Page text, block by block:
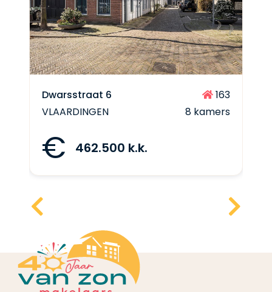
163
8 kamers
Dwarsstraat 6
VLAARDINGEN
€ 462.500 k.k.